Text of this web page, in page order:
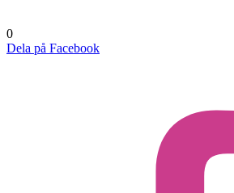
0
Dela på Facebook